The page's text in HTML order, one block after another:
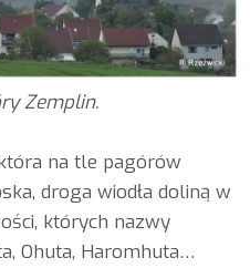
Zemplin.
na tle pagórów
droga wiodła doliną w
których nazwy
Ohuta, Haromhuta…